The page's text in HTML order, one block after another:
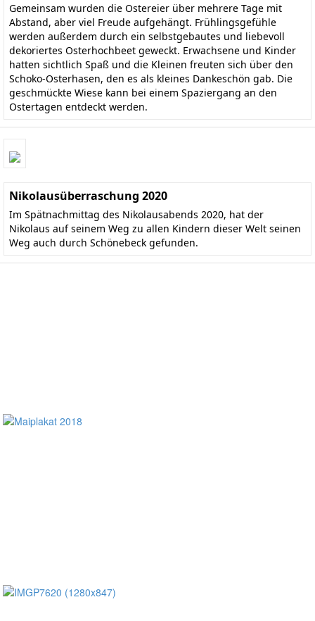
Gemeinsam wurden die Ostereier über mehrere Tage mit
Abstand, aber viel Freude aufgehängt. Frühlingsgefühle
werden außerdem durch ein selbstgebautes und liebevoll
dekoriertes Osterhochbeet geweckt. Erwachsene und Kinder
hatten sichtlich Spaß und die Kleinen freuten sich über den
Schoko-Osterhasen, den es als kleines Dankeschön gab. Die
geschmückte Wiese kann bei einem Spaziergang an den
Ostertagen entdeckt werden.
Nikolausüberraschung 2020
Im Spätnachmittag des Nikolausabends 2020, hat der
Nikolaus auf seinem Weg zu allen Kindern dieser Welt seinen
Weg auch durch Schönebeck gefunden.